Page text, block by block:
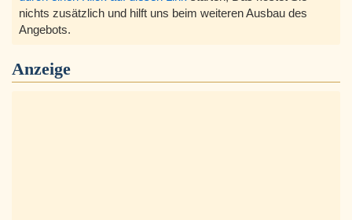
nichts zusätzlich und hilft uns beim weiteren Ausbau des
Angebots.
Anzeige